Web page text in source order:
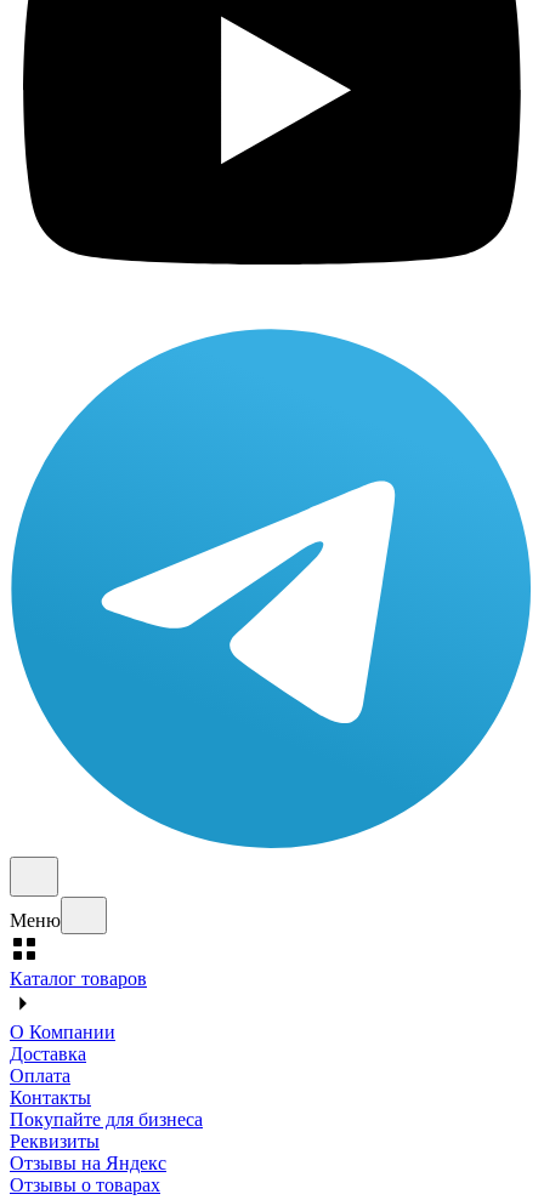
Меню
Каталог товаров
О Компании
Доставка
Оплата
Контакты
Покупайте для бизнеса
Реквизиты
Отзывы на Яндекс
Отзывы о товарах